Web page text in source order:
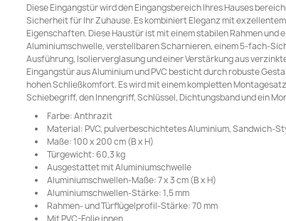
Diese Eingangstür wird den Eingangsbereich Ihres Hauses
Sicherheit für Ihr Zuhause. Es kombiniert Eleganz mit
Eigenschaften. Diese Haustür ist mit einem stabilen Rahmen und
Aluminiumschwelle, verstellbaren Scharnieren, einem 5-fach-
Ausführung, Isolierverglasung und einer Verstärkung aus
Eingangstür aus Aluminium und PVC besticht durch robuste
hohen Schließkomfort. Es wird mit einem kompletten
Schiebegriff, den Innengriff, Schlüssel, Dichtungsband und ein
Farbe: Anthrazit
Material: PVC, pulverbeschichtetes Aluminium, Sandwich-
Maße: 100 x 200 cm (B x H)
Türgewicht: 60,3 kg
Ausgestattet mit Aluminiumschwelle
Aluminiumschwellen-Maße: 7 x 3 cm (B x H)
Aluminiumschwellen-Stärke: 1,5 mm
Rahmen- und Türflügelprofil-Stärke: 70 mm
Mit PVC-Folie innen